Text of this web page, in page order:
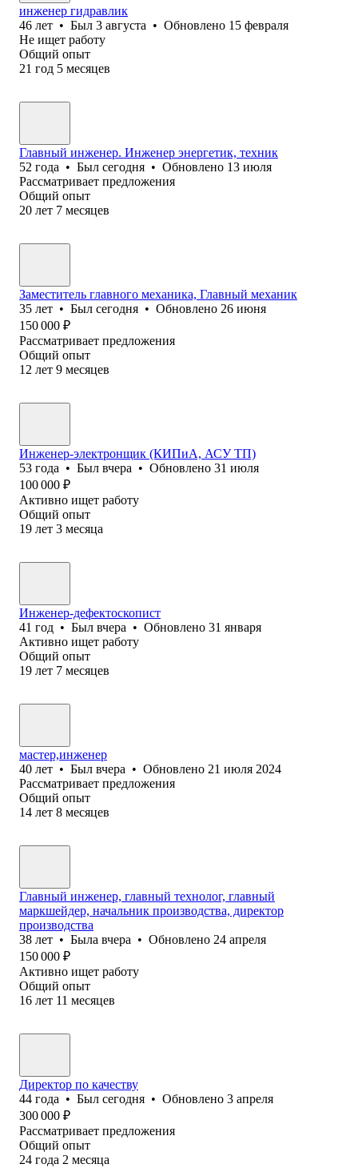
инженер гидравлик
46 лет • Был 3 августа • Обновлено 15 февраля
Не ищет работу
Общий опыт
21 год 5 месяцев
Главный инженер. Инженер энергетик, техник
52 года • Был сегодня • Обновлено 13 июля
Рассматривает предложения
Общий опыт
20 лет 7 месяцев
Заместитель главного механика, Главный механик
35 лет • Был сегодня • Обновлено 26 июня
150 000 ₽
Рассматривает предложения
Общий опыт
12 лет 9 месяцев
Инженер-электронщик (КИПиА, АСУ ТП)
53 года • Был вчера • Обновлено 31 июля
100 000 ₽
Активно ищет работу
Общий опыт
19 лет 3 месяца
Инженер-дефектоскопист
41 год • Был вчера • Обновлено 31 января
Активно ищет работу
Общий опыт
19 лет 7 месяцев
мастер,инженер
40 лет • Был вчера • Обновлено 21 июля 2024
Рассматривает предложения
Общий опыт
14 лет 8 месяцев
Главный инженер, главный технолог, главный
маркшейдер, начальник производства, директор
производства
38 лет • Была вчера • Обновлено 24 апреля
150 000 ₽
Активно ищет работу
Общий опыт
16 лет 11 месяцев
Директор по качеству
44 года • Был сегодня • Обновлено 3 апреля
300 000 ₽
Рассматривает предложения
Общий опыт
24 года 2 месяца